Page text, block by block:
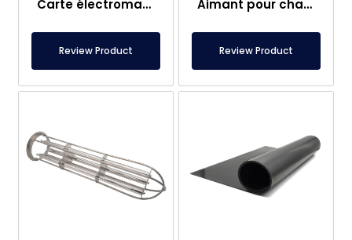
Carte électromagnétique
Review Product
Aimant pour chariot élévateur – Entièrement en inox – Distance effective de 10 cm – Libération facile avec poignée
Review Product